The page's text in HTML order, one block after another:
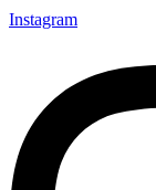
Instagram